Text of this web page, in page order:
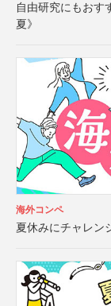
自由研究にもおす
夏》
海外コンペ
夏休みにチャレン